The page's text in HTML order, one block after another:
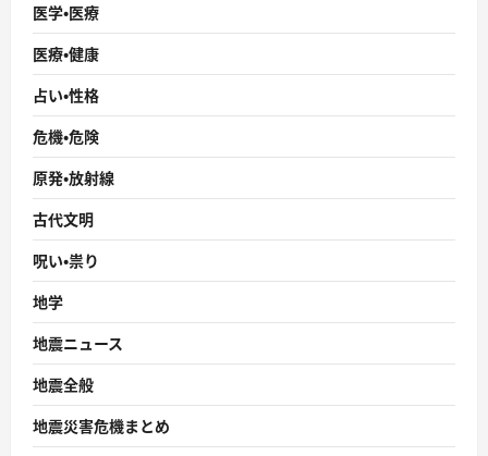
医学・医療
医療・健康
占い・性格
危機・危険
原発・放射線
古代文明
呪い・祟り
地学
地震ニュース
地震全般
地震災害危機まとめ